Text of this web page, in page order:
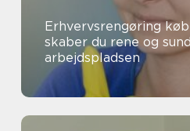
Erhvervsrengøring
skaber du rene og
arbejdspladsen